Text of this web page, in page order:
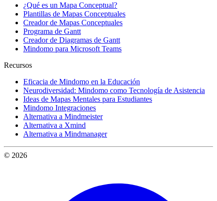
¿Qué es un Mapa Conceptual?
Plantillas de Mapas Conceptuales
Creador de Mapas Conceptuales
Programa de Gantt
Creador de Diagramas de Gantt
Mindomo para Microsoft Teams
Recursos
Eficacia de Mindomo en la Educación
Neurodiversidad: Mindomo como Tecnología de Asistencia
Ideas de Mapas Mentales para Estudiantes
Mindomo Integraciones
Alternativa a Mindmeister
Alternativa a Xmind
Alternativa a Mindmanager
© 2026